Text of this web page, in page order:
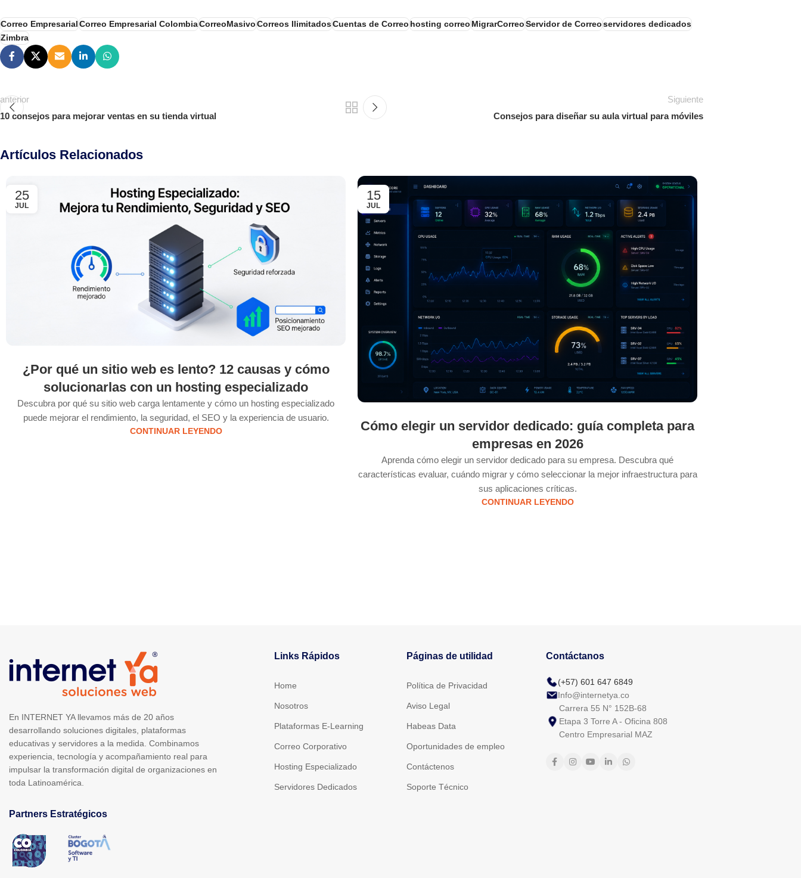
Correo Empresarial Correo Empresarial ColombiaCorreoMasivo Correos IlimitadosCuentas de Correo hosting correo MigrarCorreo Servidor de Correo servidores dedicados
Zimbra
anterior
10 consejos para mejorar ventas en su tienda virtual
Siguiente
Consejos para diseñar su aula virtual para móviles
Artículos Relacionados
25
JUL
¿Por qué un sitio web es lento? 12 causas y cómo
solucionarlas con un hosting especializado
Descubra por qué su sitio web carga lentamente y cómo un hosting especializado
puede mejorar el rendimiento, la seguridad, el SEO y la experiencia de usuario.
CONTINUAR LEYENDO
15
JUL
Cómo elegir un servidor dedicado: guía completa para
empresas en 2026
Aprenda cómo elegir un servidor dedicado para su empresa. Descubra qué
características evaluar, cuándo migrar y cómo seleccionar la mejor infraestructura para
sus aplicaciones críticas.
CONTINUAR LEYENDO
En INTERNET YA llevamos más de 20 años
desarrollando soluciones digitales, plataformas
educativas y servidores a la medida. Combinamos
experiencia, tecnología y acompañamiento real para
impulsar la transformación digital de organizaciones en
toda Latinoamérica.
Partners Estratégicos
Links Rápidos
Home
Nosotros
Plataformas E-Learning
Correo Corporativo
Hosting Especializado
Servidores Dedicados
Páginas de utilidad
Política de Privacidad
Aviso Legal
Habeas Data
Oportunidades de empleo
Contáctenos
Soporte Técnico
Contáctanos
(+57) 601 647 6849
Info@internetya.co
Carrera 55 N° 152B-68
Etapa 3 Torre A - Oficina 808
Centro Empresarial MAZ